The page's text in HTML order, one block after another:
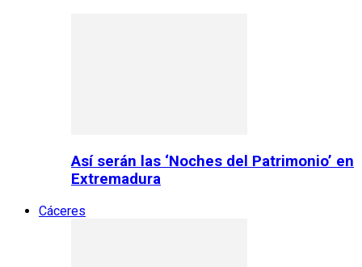
Así serán las ‘Noches del Patrimonio’ en
Extremadura
Cáceres